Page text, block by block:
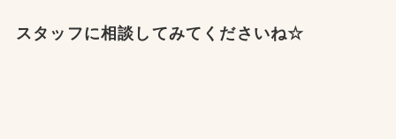
スタッフに相談してみてくださいね☆